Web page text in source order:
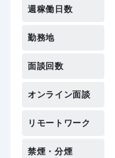
週稼働日数
勤務地
面談回数
オンライン面談
リモートワーク
禁煙・分煙